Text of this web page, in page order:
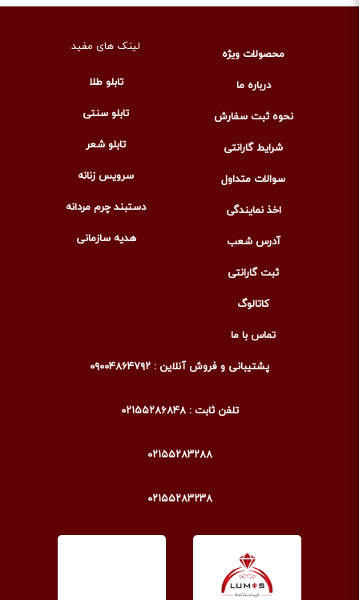
محصولات ویژه
درباره ما
نحوه ثبت سفارش
شرایط گارانتی
سوالات متداول
اخذ نمایندگی
آدرس شعب
ثبت گارانتی
کاتالوگ
تماس با ما
لینک های مفید
تابلو طلا
تابلو سنتی
تابلو شعر
سرویس زنانه
دستبند چرم مردانه
هدیه سازمانی
پشتیبانی و فروش آنلاین : ۰۹۰۰۴۸۶۴۷۹۲
تلفن ثابت : ۰۲۱۵۵۲۸۶۸۴۸
۰۲۱۵۵۲۸۳۲۸۸
۰۲۱۵۵۲۸۳۲۳۸